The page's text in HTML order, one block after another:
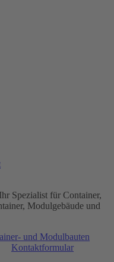
Spezialist für Container,
Modulgebäude und
Kontaktformular